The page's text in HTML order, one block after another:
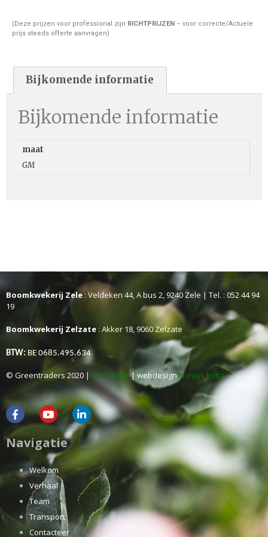
(Deze prijzen voor professional zijn RICHTPRIJZEN – voor correcte/Actuele
prijs steeds offerte aanvragen)
Bijkomende informatie
Bijkomende informatie
maat
GM
Boomkwekerij Zele: Veldeken 44, A bus 2, 9240 Zele | Tel. : 052 44 94
19
Boomkwekerij Zelzate : Akker 18, 9060 Zelzate
BTW: BE 0685.495.634
© Greentraders 2020 | Disclaimer| webdesignNonius bvba
Navigatie
Welkom
Verhaal
Team
Transport
Contacteer